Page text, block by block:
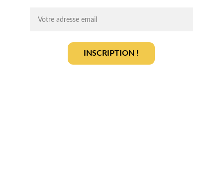
INSCRIPTION !